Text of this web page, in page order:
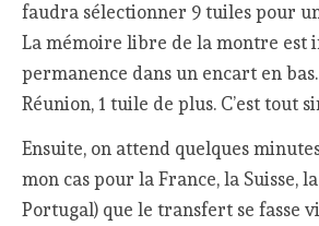
faudra sélectionner 9 tuiles pour
La mémoire libre de la montre est
permanence dans un encart en
Réunion, 1 tuile de plus. C’est tout
Ensuite, on attend quelques
mon cas pour la France, la Suisse,
Portugal) que le transfert se fasse